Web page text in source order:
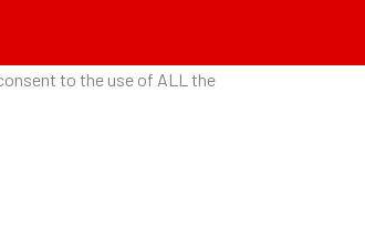
to the use of ALL the